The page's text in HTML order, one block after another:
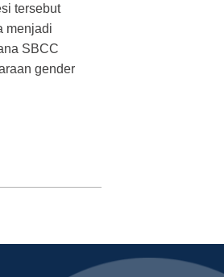
tersebut
menjadi
SBCC
gender